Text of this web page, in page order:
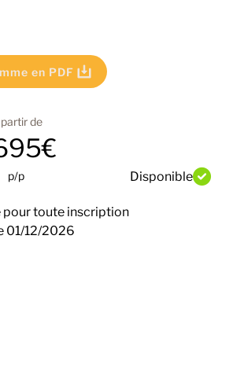
en PDF
Disponible
de
p/p
toute inscription
01/12/2026